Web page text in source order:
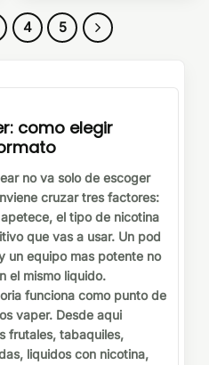
4 5
como elegir
no va solo de escoger
cruzar tres factores:
el tipo de nicotina
que vas a usar. Un pod
un equipo mas potente no
el mismo liquido.
funciona como punto de
vaper. Desde aqui
frutales, tabaquiles,
liquidos con nicotina,